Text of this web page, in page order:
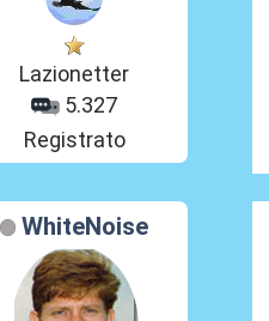
Lazionetter
5.327
Registrato
WhiteNoise